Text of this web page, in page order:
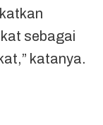
sebagai
katanya.